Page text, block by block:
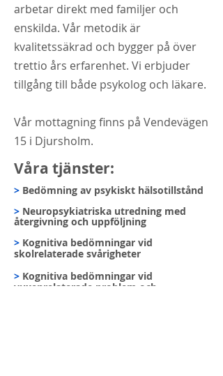
arbetar direkt med familjer och
enskilda. Vår metodik är
kvalitetssäkrad och bygger på över
trettio års erfarenhet. Vi erbjuder
tillgång till både psykolog och läkare.
Vår mottagning finns på Vendevägen
15 i Djursholm.
Våra tjänster:
> Bedömning av psykiskt hälsotillstånd
> Neuropsykiatriska utredning med
återgivning och uppföljning
> Kognitiva bedömningar vid
skolrelaterade svårigheter​​​​
> Kognitiva bedömningar vid
vuxenrelaterade problem och